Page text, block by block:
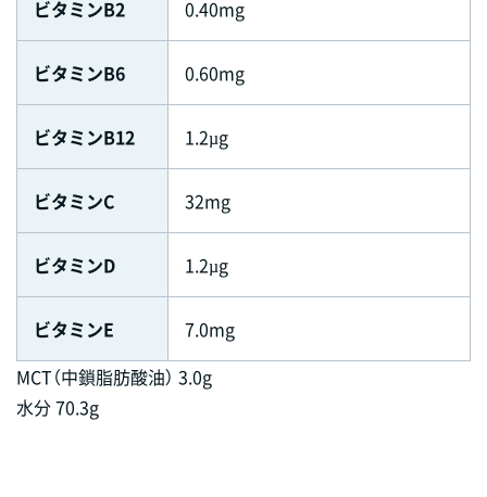
ビタミンB2 0.40mg
ビタミンB6 0.60mg
ビタミンB12 1.2µg
ビタミンC 32mg
ビタミンD 1.2µg
ビタミンE
7.0mg
MCT（中鎖脂肪酸油） 3.0g
水分 70.3g